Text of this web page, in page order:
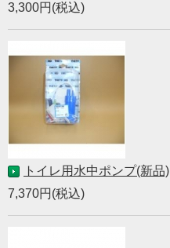
3,300円(税込)
トイレ用水中ポンプ(新品)
7,370円(税込)